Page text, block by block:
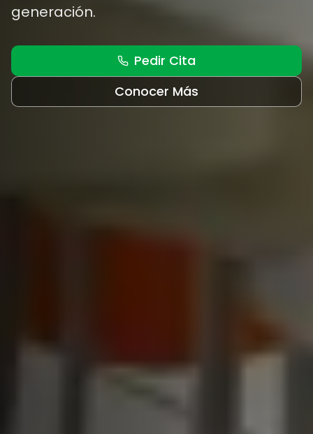
generación.
Pedir Cita
Conocer Más